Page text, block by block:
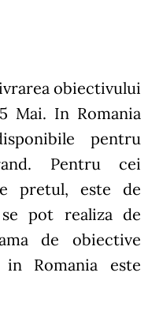
obiectivului
Mai. In Romania
pentru
Pentru cei
pretul, este de
pot realiza de
de obiective
in Romania este